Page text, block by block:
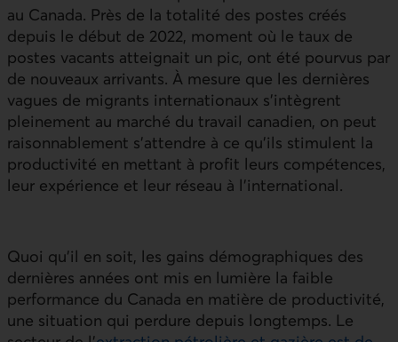
au Canada. Près de la totalité des postes créés
depuis le début de 2022, moment où le taux de
postes vacants atteignait un pic, ont été pourvus par
de nouveaux arrivants. À mesure que les dernières
vagues de migrants internationaux s’intègrent
pleinement au marché du travail canadien, on peut
raisonnablement s’attendre à ce qu’ils stimulent la
productivité en mettant à profit leurs compétences,
leur expérience et leur réseau à l’international.
Quoi qu’il en soit, les gains démographiques des
dernières années ont mis en lumière la faible
performance du Canada en matière de productivité,
une situation qui perdure depuis longtemps. Le